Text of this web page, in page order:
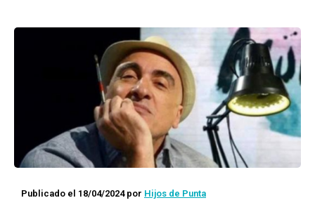
Publicado el 18/04/2024por Hijos de Punta